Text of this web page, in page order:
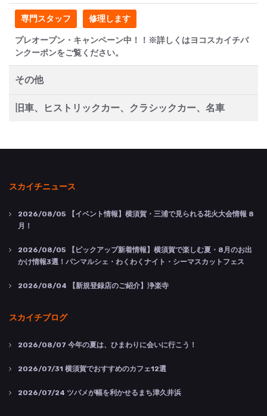
専門スタッフ 修理します
プレオープン・キャンペーン中！！※詳しくはヨコスカイチバ
ンクーポンをご覧ください。
その他
旧車、ヒストリックカー、クラシックカー、名車
スカイチニュース
2026/08/05 【イベント情報】横須賀・三浦で見られる花火大会情報 8
月！
2026/08/05 【ピックアップ新着情報】横須賀で楽しむ夏・8月のお出
かけ情報3選！パンマルシェ・わくわくナイト・シーマスカットフェス
2026/08/04 【新規登録店のご紹介】浄楽寺
スカイチブログ
2026/08/07 今年の夏は、ひまわりに会いに行こう！
2026/07/31 横須賀でおすすめのカフェ12選
2026/07/24 ツバメが幅を利かせるまち津久井浜